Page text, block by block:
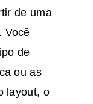
de uma
Você
de
ou as
layout, o